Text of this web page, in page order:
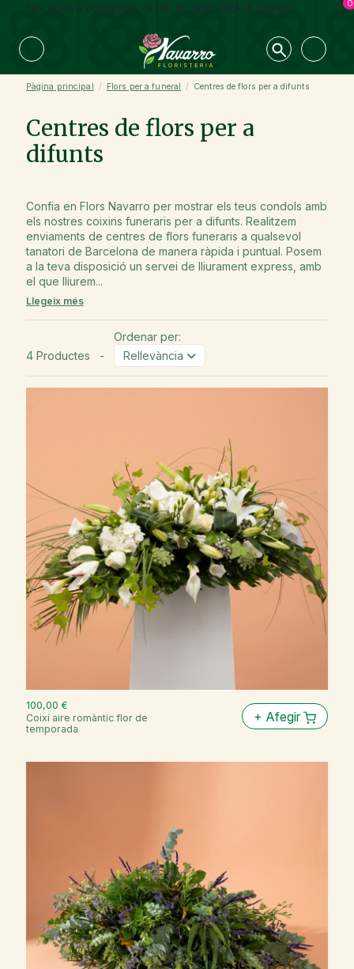
Fes la teva comanda i recull-ho amb Click & Collect 0
Pàgina principal Flors per a funeral Centres de flors per a difunts
Centres de flors per a
difunts
Confia en Flors Navarro per mostrar els teus condols amb
els nostres coixins funeraris per a difunts. Realitzem
enviaments de centres de flors funeraris a qualsevol
tanatori de Barcelona de manera ràpida i puntual. Posem
a la teva disposició un servei de lliurament express, amb
el que lliurem...
Llegeix més
4 Productes -
Ordenar per:
Rellevància
100,00 €
Coixí aire romàntic flor de
temporada
+ Afegir